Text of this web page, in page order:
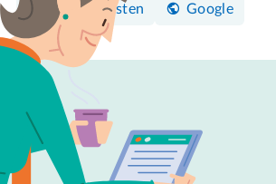
Clouddiensten Google